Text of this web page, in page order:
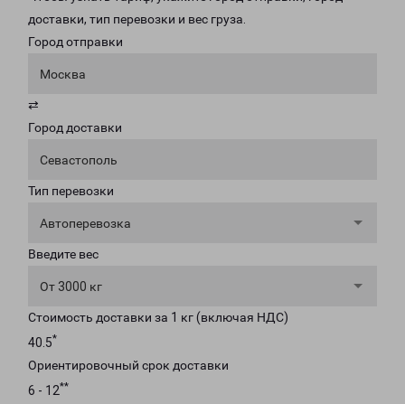
доставки, тип перевозки и вес груза.
Город отправки
Москва
⇄
Город доставки
Севастополь
Тип перевозки
Автоперевозка
Введите вес
От 3000 кг
Стоимость доставки за 1 кг (включая НДС)
40.5*
Ориентировочный срок доставки
6 - 12**